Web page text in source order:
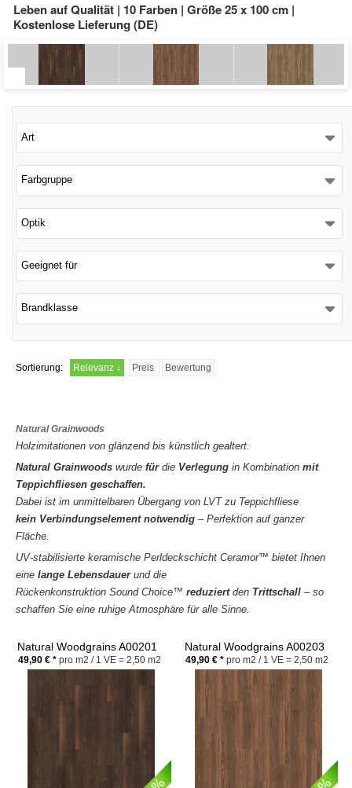
Leben auf Qualität | 10 Farben | Größe 25 x 100 cm |
Kostenlose Lieferung (DE)
Art
Farbgruppe
Optik
Geeignet für
Brandklasse
Sortierung: Relevanz ↓ Preis Bewertung
Natural Grainwoods
Holzimitationen von glänzend bis künstlich gealtert.
Natural Grainwoods wurde fürdie Verlegung in Kombination mit
Teppichfliesen geschaffen.
Dabei ist im unmittelbaren Übergang von LVT zu Teppichfliese
kein Verbindungselement notwendig – Perfektion auf ganzer
Fläche.
UV-stabilisierte keramische Perldeckschicht Ceramor™ bietet Ihnen
eine lange Lebensdauerund die
Rückenkonstruktion Sound Choice™ reduziertden Trittschall – so
schaffen Sie eine ruhige Atmosphäre für alle Sinne.
Natural Woodgrains A00201
Black Walnut
49,90 € * pro m2 / 1 VE = 2,50 m2
Natural Woodgrains A00203
Chestnut
49,90 € * pro m2 / 1 VE = 2,50 m2